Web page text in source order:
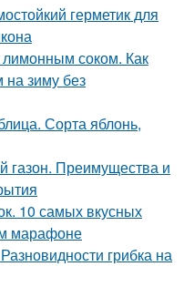
герметик для
лимонным соком. Как
на зиму без
Сорта яблонь,
газон. Преимущества и
10 самых вкусных
марафоне
грибка на